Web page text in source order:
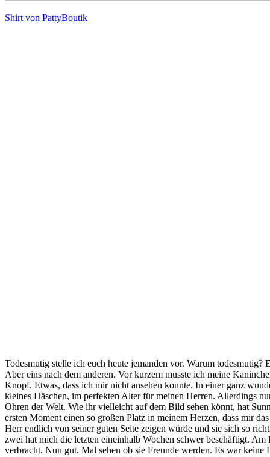
Shirt von PattyBoutik
Todesmutig stelle ich euch heute jemanden vor. Warum todesmutig?
Aber eins nach dem anderen. Vor kurzem musste ich meine
Knopf. Etwas, dass ich mir nicht ansehen konnte. In einer ganz
kleines Häschen, im perfekten Alter für meinen Herren. Allerdings
Ohren der Welt. Wie ihr vielleicht auf dem Bild sehen könnt, hat
ersten Moment einen so großen Platz in meinem Herzen, dass mir
Herr endlich von seiner guten Seite zeigen würde und sie sich so
zwei hat mich die letzten eineinhalb Wochen schwer beschäftigt.
verbracht. Nun gut. Mal sehen ob sie Freunde werden. Es war